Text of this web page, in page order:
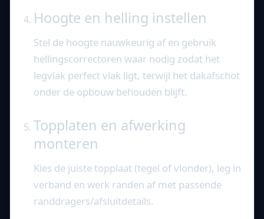
Hoogte en helling instellen
Stel de hoogte nauwkeurig af en gebruik
hellingscorrectoren waar nodig zodat het
legvlak perfect vlak ligt, terwijl het dakafschot
onder de opbouw behouden blijft.
Topplaten en afwerking
monteren
Kies de juiste topplaat (tegel of vlonder), leg in
verband en werk randen af met passende
randdragers/afsluitdetails.